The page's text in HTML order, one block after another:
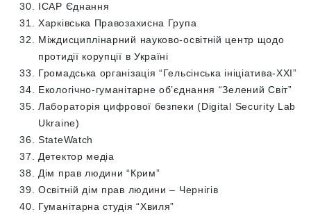
ІСАР Єднання
Харківська Правозахисна Група
Міждисциплінарний науково-освітній центр щодо
протидії корупції в Україні
Громадська організація “Гельсінська ініціатива-ХХІ”
Екологічно-гуманітарне об’єднання “Зелений Світ”
Лабораторія цифрової безпеки (Digital Security Lab
Ukraine)
StateWatch
Детектор медіа
Дім прав людини “Крим”
Освітній дім прав людини – Чернігів
Гуманітарна студія “Хвиля”